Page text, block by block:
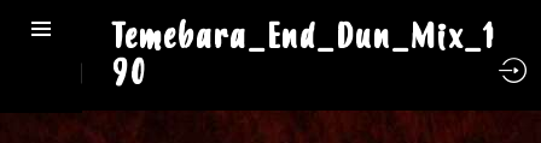
Temebara_End_Dun_Mix_1
90